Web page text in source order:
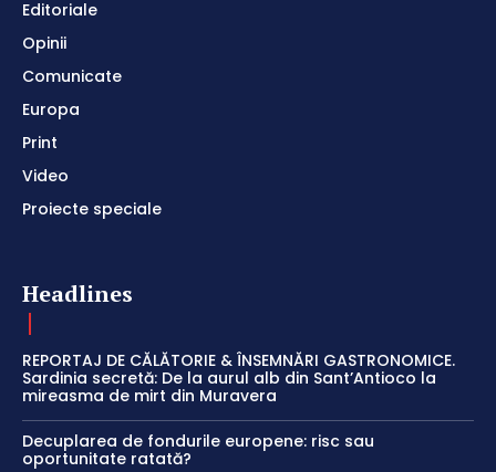
Editoriale
Opinii
Comunicate
Europa
Print
Video
Proiecte speciale
Headlines
REPORTAJ DE CĂLĂTORIE & ÎNSEMNĂRI GASTRONOMICE.
Sardinia secretă: De la aurul alb din Sant’Antioco la
mireasma de mirt din Muravera
Decuplarea de fondurile europene: risc sau
oportunitate ratată?